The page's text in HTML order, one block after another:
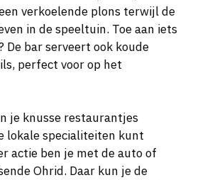
verkoelende plons terwijl de
in de speeltuin. Toe aan iets
De bar serveert ook koude
perfect voor op het
je knusse restaurantjes
lokale specialiteiten kunt
actie ben je met de auto of
Ohrid. Daar kun je de